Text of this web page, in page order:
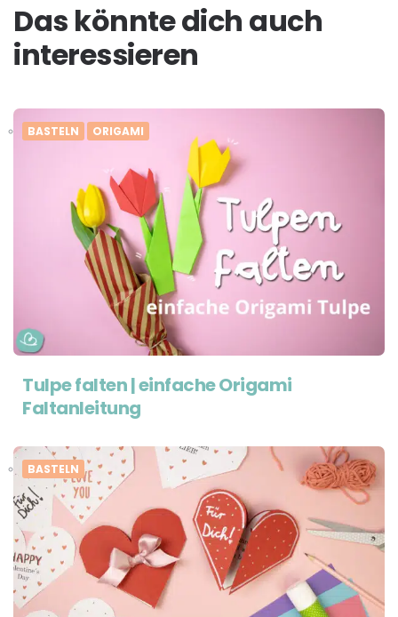
Das könnte dich auch
interessieren
BASTELN ORIGAMI
Tulpe falten | einfache Origami
Faltanleitung
BASTELN